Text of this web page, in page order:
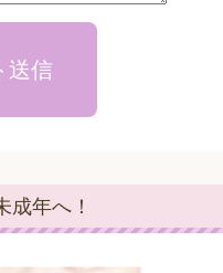
送信
成年へ！